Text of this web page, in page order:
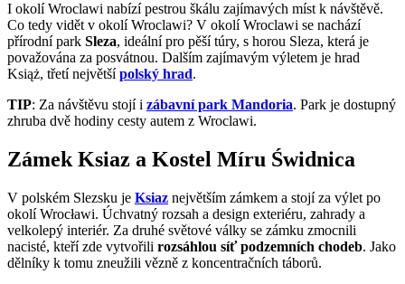
I okolí Wroclawi nabízí pestrou škálu zajímavých míst k návštěvě.
Co tedy vidět v okolí Wroclawi? V okolí Wroclawi se nachází
přírodní park Sleza, ideální pro pěší túry, s horou Sleza, která je
považována za posvátnou. Dalším zajímavým výletem je hrad
Książ, třetí největšípolský hrad.
TIP: Za návštěvu stojí i zábavní park Mandoria. Park je dostupný
zhruba dvě hodiny cesty autem z Wroclawi.
Zámek Ksiaz a Kostel Míru Świdnica
V polském Slezsku je Ksiaz největším zámkem a stojí za výlet po
okolí Wrocławi. Úchvatný rozsah a design exteriéru, zahrady a
velkolepý interiér. Za druhé světové války se zámku zmocnili
nacisté, kteří zde vytvořili rozsáhlou síť podzemních chodeb. Jako
dělníky k tomu zneužili vězně z koncentračních táborů.